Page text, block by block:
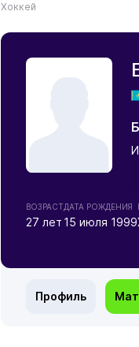
Хоккей
ВОЗРАСТ
27 лет
ДАТА РОЖДЕНИЯ
15 июля 1999
Профиль